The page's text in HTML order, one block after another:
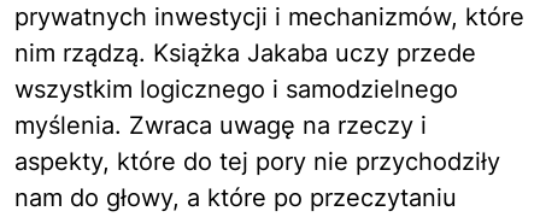
prywatnych inwestycji i mechanizmów, które
nim rządzą. Książka Jakaba uczy przede
wszystkim logicznego i samodzielnego
myślenia. Zwraca uwagę na rzeczy i
aspekty, które do tej pory nie przychodziły
nam do głowy, a które po przeczytaniu